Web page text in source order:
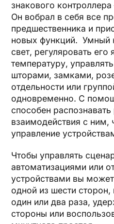
знакового
Он вобрал в себя все
предшественника и
новых функций. Умный
свет, регуляровать его
температуру,
шторами, замками,
отдельности или
одновременно. С
способен
взаимодействия с ним,
управление
Чтобы управлять
автоматизациями или
устройствами вы
одной из шести сторон,
один или два раза,
стороны или